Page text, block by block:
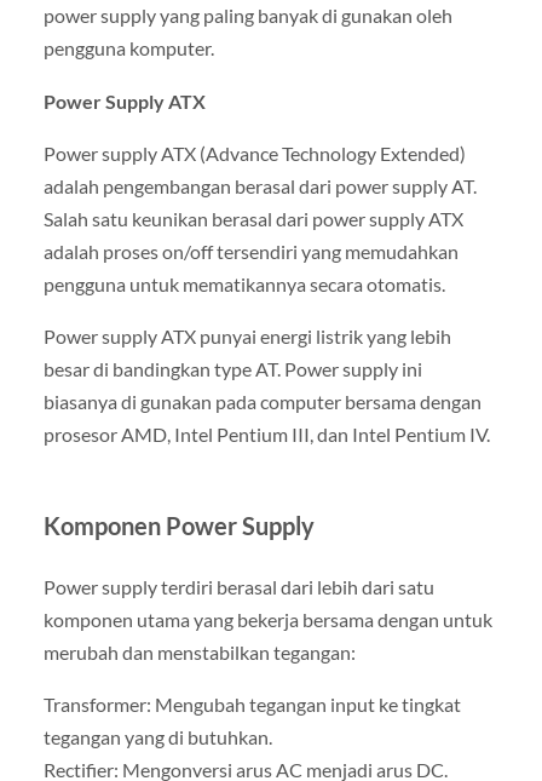
power supply yang paling banyak di gunakan oleh
pengguna komputer.
Power Supply ATX
Power supply ATX (Advance Technology Extended)
adalah pengembangan berasal dari power supply AT.
Salah satu keunikan berasal dari power supply ATX
adalah proses on/off tersendiri yang memudahkan
pengguna untuk mematikannya secara otomatis.
Power supply ATX punyai energi listrik yang lebih
besar di bandingkan type AT. Power supply ini
biasanya di gunakan pada computer bersama dengan
prosesor AMD, Intel Pentium III, dan Intel Pentium IV.
Komponen Power Supply
Power supply terdiri berasal dari lebih dari satu
komponen utama yang bekerja bersama dengan untuk
merubah dan menstabilkan tegangan:
Transformer: Mengubah tegangan input ke tingkat
tegangan yang di butuhkan.
Rectifier: Mengonversi arus AC menjadi arus DC.